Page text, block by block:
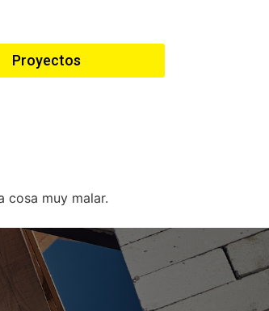
Proyectos
cosa muy malar.